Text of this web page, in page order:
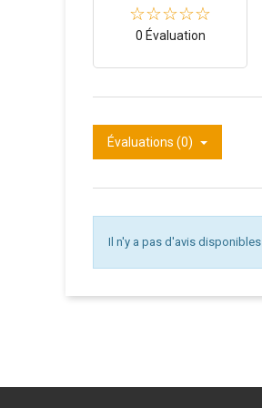
0 Évaluation
Évaluations (0)
Il n'y a pas d'avis disponibles